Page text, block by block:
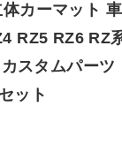
カーマット 車
RZ5 RZ6 RZ
スタムパーツ
ット